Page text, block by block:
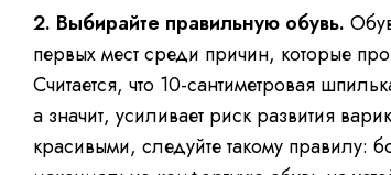
2. Выбирайте правильную обувь.
первых мест среди причин, которые
Считается, что 10-сантиметровая
а значит, усиливает риск развития
красивыми, следуйте такому правилу: